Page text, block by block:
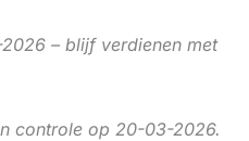
– blijf verdienen met
controle op 20-03-2026.